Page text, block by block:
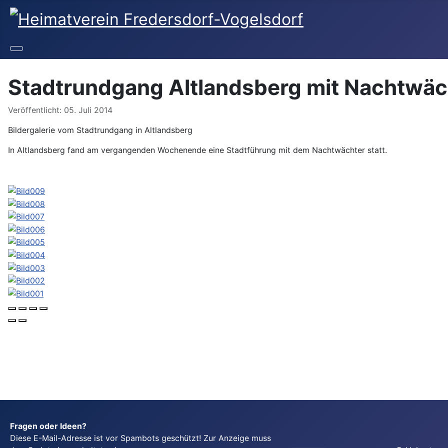
Stadtrundgang Altlandsberg mit
Veröffentlicht: 05. Juli 2014
Bildergalerie vom Stadtrundgang in Altlandsberg
In Altlandsberg fand am vergangenden Wochenende eine Stadtführung mit dem Nachtwächter statt.
Fragen oder Ideen?
Diese E-Mail-Adresse ist vor Spambots geschützt! Zur Anzeige muss